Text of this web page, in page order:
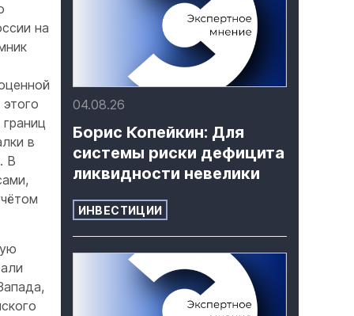
на
в
В
04.08.26
Борис Копейкин: Для
системы риски дефицита
ликвидности невелики
ИНВЕСТИЦИИ